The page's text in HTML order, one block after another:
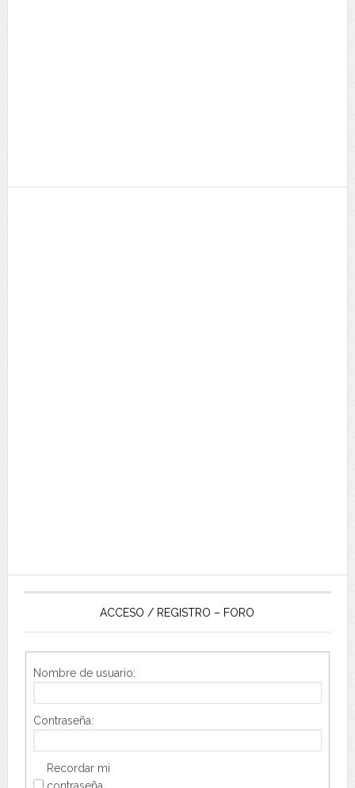
ACCESO / REGISTRO – FORO
Nombre de usuario:
Contraseña:
Recordar mi